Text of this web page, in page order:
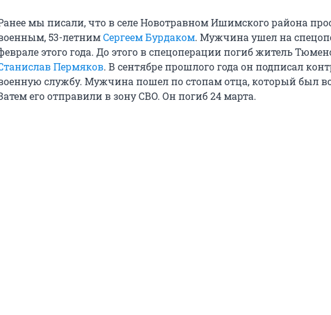
мы писали, что в селе Новотравном Ишимского района
53-летнимСергеем Бурдаком. Мужчина ушел на
этого года. До этого в спецоперации погиб житель
Пермяков. В сентябре прошлого года он подписал
службу. Мужчина пошел по стопам отца, который был
его отправили в зону СВО. Он погиб 24 марта.